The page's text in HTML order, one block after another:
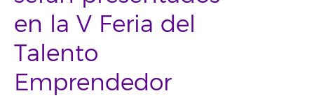
en la V Feria del
Talento
Emprendedor